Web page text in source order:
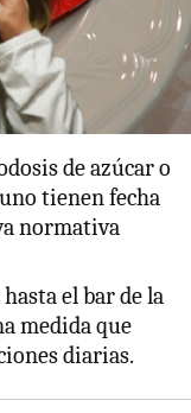
de azúcar o
tienen fecha
normativa
el bar de la
medida que
diarias.